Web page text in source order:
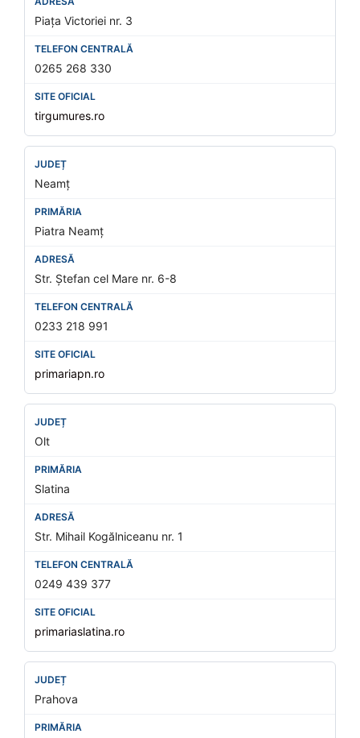
Piața Victoriei nr. 3
0265 268 330
tirgumures.ro
Neamț
Piatra Neamț
Str. Ștefan cel Mare nr. 6-8
0233 218 991
primariapn.ro
Olt
Slatina
Str. Mihail Kogălniceanu nr. 1
0249 439 377
primariaslatina.ro
Prahova